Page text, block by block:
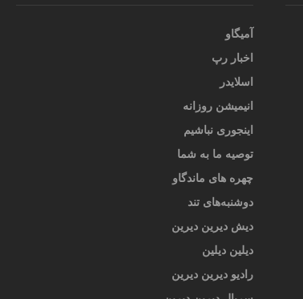
آمیگاو
اخبار رپ
اسلایدر
انیمیشن روزانه
اینجوری نباشیم
توصیه ما به شما
چهره های ماندگاو
دوشنبه‌های تند
دیش دیرین دیرین
دیلین دیلین
رادیو دیرین دیرین